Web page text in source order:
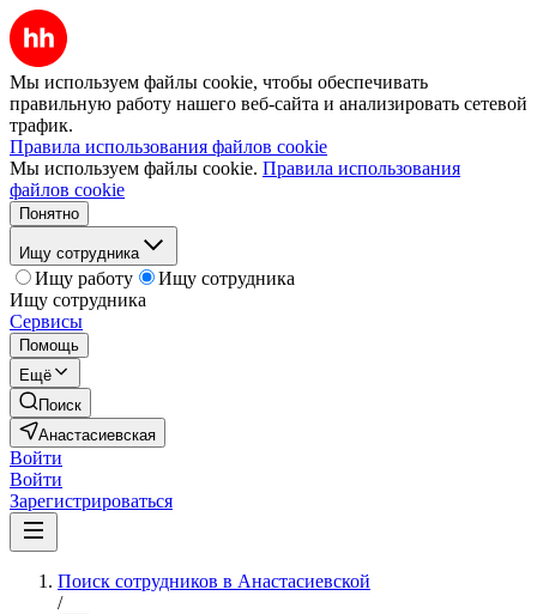
Мы используем файлы cookie, чтобы обеспечивать
правильную работу нашего веб-сайта и анализировать сетевой
трафик.
Правила использования файлов cookie
Мы используем файлы cookie. Правила использования
файлов cookie
Понятно
Ищу сотрудника
Ищу работу
Ищу сотрудника
Ищу сотрудника
Сервисы
Помощь
Ещё
Поиск
Анастасиевская
Войти
Войти
Зарегистрироваться
Поиск сотрудников в Анастасиевской
/